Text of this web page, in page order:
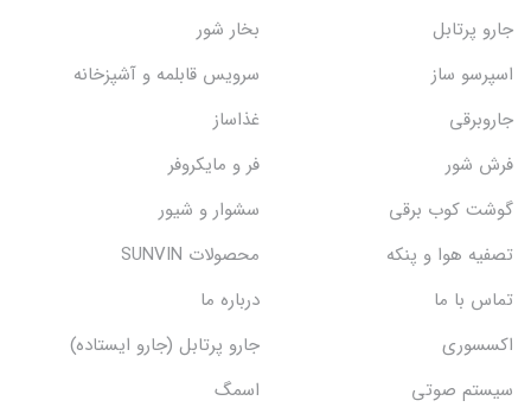
جارو پرتابل
بخار شور
اسپرسو ساز
سرویس قابلمه و آشپزخانه
جاروبرقی
غذاساز
فرش شور
فر و مایکروفر
گوشت کوب برقی
سشوار و شیور
تصفیه هوا و پنکه
محصولات SUNVIN
تماس با ما
درباره ما
اکسسوری
جارو پرتابل (جارو ایستاده)
سیستم صوتی
اسمگ